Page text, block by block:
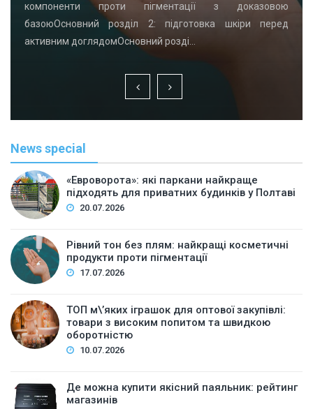
компоненти проти пігментації з доказовою
базоюОсновний розділ 2: підготовка шкіри перед
активним доглядомОсновний розді…
News special
«Евроворота»: які паркани найкраще
підходять для приватних будинків у Полтаві
20.07.2026
Рівний тон без плям: найкращі косметичні
продукти проти пігментації
17.07.2026
ТОП м\’яких іграшок для оптової закупівлі:
товари з високим попитом та швидкою
оборотністю
10.07.2026
Де можна купити якісний паяльник: рейтинг
магазинів